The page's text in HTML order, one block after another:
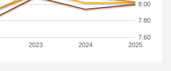
2023 2024 2025
7.60
7.80
8.00